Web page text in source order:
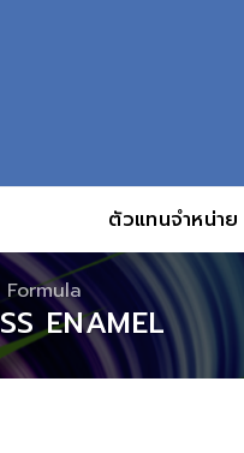
ตัวแทนจำหน่าย
Formula
ENAMEL